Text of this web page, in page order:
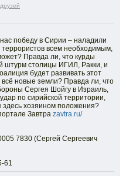
друзей
победу в Сирии – наладили
всем необходимым,
Правда ли, что курды
штурм столицы ИГИЛ, Ракки, и
будет развивать этот
всё новые земли? Правда ли, что
Сергея Шойгу в Израиль,
по сирийской территории,
здесь хозяином положения?
Завтра zavtra.ru/
7830 (Сергей Сергеевич
61